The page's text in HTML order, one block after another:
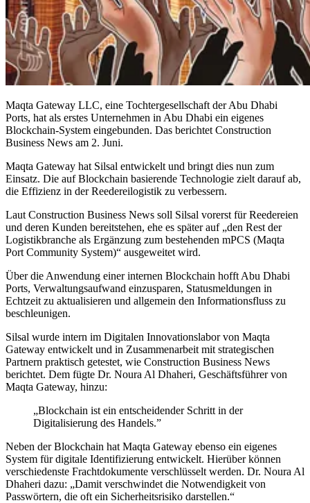
Maqta Gateway LLC, eine Tochtergesellschaft der Abu Dhabi
Ports, hat als erstes Unternehmen in Abu Dhabi ein eigenes
Blockchain-System eingebunden. Das berichtet Construction
Business News am 2. Juni.
Maqta Gateway hat Silsal entwickelt und bringt dies nun zum
Einsatz. Die auf Blockchain basierende Technologie zielt darauf ab,
die Effizienz in der Reedereilogistik zu verbessern.
Laut Construction Business News soll Silsal vorerst für Reedereien
und deren Kunden bereitstehen, ehe es später auf „den Rest der
Logistikbranche als Ergänzung zum bestehenden mPCS (Maqta
Port Community System)“ ausgeweitet wird.
Über die Anwendung einer internen Blockchain hofft Abu Dhabi
Ports, Verwaltungsaufwand einzusparen, Statusmeldungen in
Echtzeit zu aktualisieren und allgemein den Informationsfluss zu
beschleunigen.
Silsal wurde intern im Digitalen Innovationslabor von Maqta
Gateway entwickelt und in Zusammenarbeit mit strategischen
Partnern praktisch getestet, wie Construction Business News
berichtet. Dem fügte Dr. Noura Al Dhaheri, Geschäftsführer von
Maqta Gateway, hinzu:
„Blockchain ist ein entscheidender Schritt in der
Digitalisierung des Handels.”
Neben der Blockchain hat Maqta Gateway ebenso ein eigenes
System für digitale Identifizierung entwickelt. Hierüber können
verschiedenste Frachtdokumente verschlüsselt werden. Dr. Noura Al
Dhaheri dazu: „Damit verschwindet die Notwendigkeit von
Passwörtern, die oft ein Sicherheitsrisiko darstellen.“